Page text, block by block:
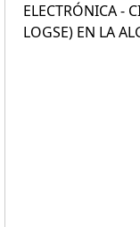
ELECTRÓNICA -
LOGSE) EN LA